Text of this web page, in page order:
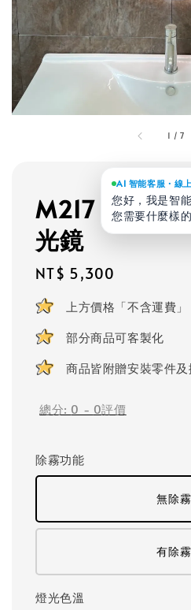
1 /7
M217 雙頭圓
光鏡
Regular
price
NT$ 5,300
上方價格「不含運費」
部分商品可客製化
商品皆附贈安裝零件及
總分: 0 - 0評價
除霧功能
無除霧
有除霧
燈光色溫
AI 智能客服・線
您好，我是智
您需要什麼樣